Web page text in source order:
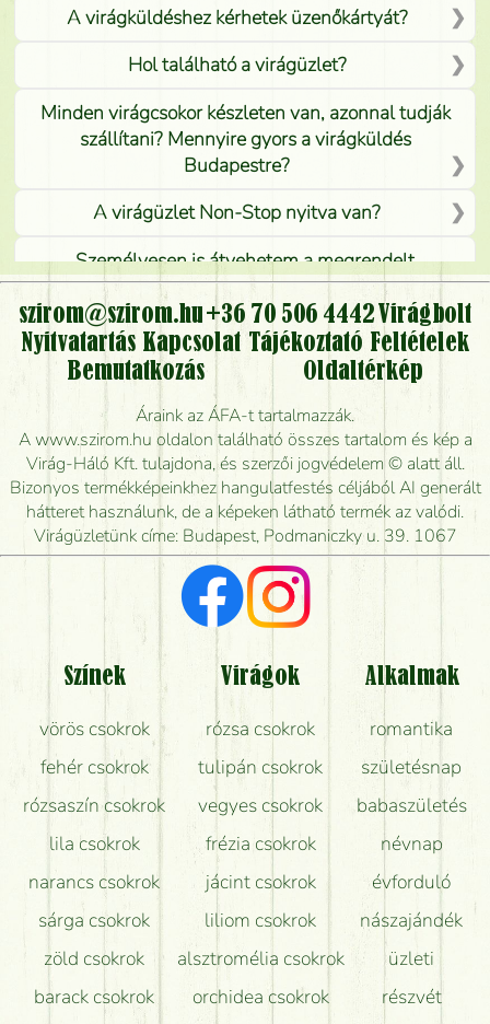
A virágküldéshez kérhetek üzenőkártyát?
Hol található a virágüzlet?
Minden virágcsokor készleten van, azonnal tudják
szállítani? Mennyire gyors a virágküldés
Budapestre?
A virágüzlet Non-Stop nyitva van?
Személyesen is átvehetem a megrendelt
virágcsokrot, vagy csak virágküldéssel, kiszállítással
kérhető?
Vidékre is lehet rendelni?
Meddig rendelhetek virágküldést úgy, hogy még ma
kiszállítsák?
Mennyire gyorsan tudják elkészíteni a csokrot, és
mikor tudják leghamarabb kiszállítani?
Vörös rózsát keresek, van önöknél?
Milyen visszajelzést kapok a virágküldésről?
Tényleg azt kapom, ami a képen van?
Mit kell tudni a virágcsokrok szállításáról?
Hogy marad a lehető legtovább friss a csokor?
Tudok adventi koszorút vásárolni boltban?
szirom@szirom.hu +36 70 506 4442Virágbolt
Nyitvatartás Kapcsolat Tájékoztató Feltételek
Bemutatkozás
Oldaltérkép
Áraink az ÁFA-t tartalmazzák.
A www.szirom.hu oldalon található összes tartalom és kép a
Virág-Háló Kft. tulajdona, és szerzői jogvédelem © alatt áll.
Bizonyos termékképeinkhez hangulatfestés céljából AI generált
hátteret használunk, de a képeken látható termék az valódi.
Virágüzletünk címe: Budapest, Podmaniczky u. 39. 1067
Színek
vörös csokrok
fehér csokrok
rózsaszín csokrok
lila csokrok
narancs csokrok
sárga csokrok
zöld csokrok
barack csokrok
Virágok
rózsa csokrok
tulipán csokrok
vegyes csokrok
frézia csokrok
jácint csokrok
liliom csokrok
alsztromélia csokrok
orchidea csokrok
Alkalmak
romantika
születésnap
babaszületés
névnap
évforduló
nászajándék
üzleti
részvét